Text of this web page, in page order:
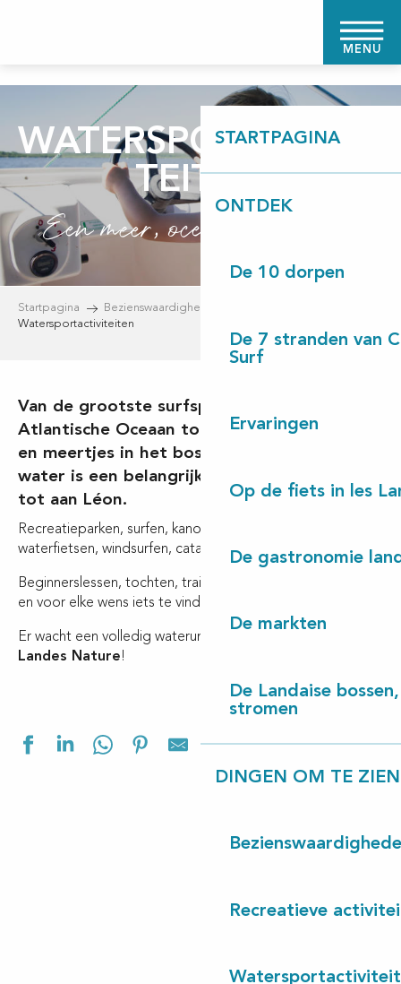
MENU
STARTPAGINA
ONTDEK
De 10 dorpen
De 7 stranden van
Surf
Ervaringen
Op de fiets in les
De gastronomie
De markten
De Landaise
stromen
DINGEN OM TE
Recreatieve
WATERSPORTACTIVI
TEITEN
Een meer, oceaan of rivier?
Startpagina
Bezienswaardigheden en activiteiten
Watersportactiviteiten
Van de grootste surfspots aan de
Atlantische Oceaan tot de rustige rivieren
en meertjes in het bos van Les Landes,
water is een belangrijk element van Contis
tot aan Léon.
Recreatieparken, surfen, kanoën, stand-uppaddlen (SUP),
waterfietsen, windsurfen, catamaranvaren, solo-zeilen
Beginnerslessen, tochten, trainingen: er is voor elk niveau
en voor elke wens iets te vinden.
Er wacht een volledig wateruniversum op je in
Landes Nature!
Ajouter aux
Les Bateliers du Courant d'Huchet